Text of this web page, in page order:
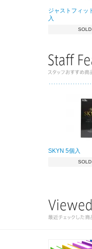
ジャストフィッ
入
SKYN 5個入